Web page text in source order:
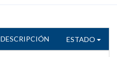
DESCRIPCIÓN ESTADO